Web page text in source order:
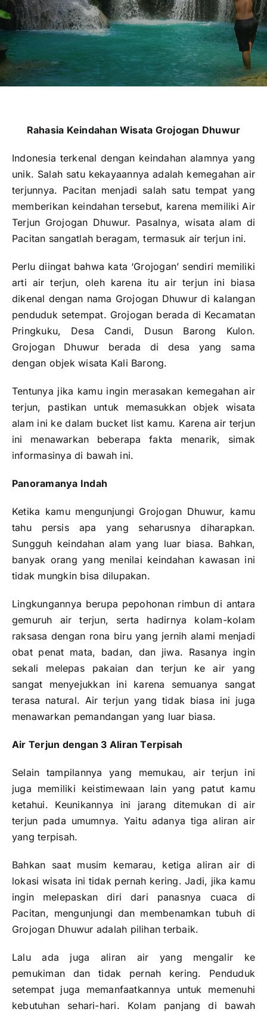
Publikasi
BLU
Rahasia Keindahan Wisata Grojogan Dhuwur
Indonesia terkenal dengan keindahan alamnya yang
unik. Salah satu kekayaannya adalah kemegahan air
terjunnya. Pacitan menjadi salah satu tempat yang
memberikan keindahan tersebut, karena memiliki Air
Terjun Grojogan Dhuwur. Pasalnya, wisata alam di
Pacitan sangatlah beragam, termasuk air terjun ini.
Perlu diingat bahwa kata ‘Grojogan’ sendiri memiliki
arti air terjun, oleh karena itu air terjun ini biasa
dikenal dengan nama Grojogan Dhuwur di kalangan
penduduk setempat. Grojogan berada di Kecamatan
Pringkuku, Desa Candi, Dusun Barong Kulon.
Grojogan Dhuwur berada di desa yang sama
dengan objek wisata Kali Barong.
Tentunya jika kamu ingin merasakan kemegahan air
terjun, pastikan untuk memasukkan objek wisata
alam ini ke dalam bucket list kamu. Karena air terjun
ini menawarkan beberapa fakta menarik, simak
informasinya di bawah ini.
Panoramanya Indah
Ketika kamu mengunjungi Grojogan Dhuwur, kamu
tahu persis apa yang seharusnya diharapkan.
Sungguh keindahan alam yang luar biasa. Bahkan,
banyak orang yang menilai keindahan kawasan ini
tidak mungkin bisa dilupakan.
Lingkungannya berupa pepohonan rimbun di antara
gemuruh air terjun, serta hadirnya kolam-kolam
raksasa dengan rona biru yang jernih alami menjadi
obat penat mata, badan, dan jiwa. Rasanya ingin
sekali melepas pakaian dan terjun ke air yang
sangat menyejukkan ini karena semuanya sangat
terasa natural. Air terjun yang tidak biasa ini juga
menawarkan pemandangan yang luar biasa.
Air Terjun dengan 3 Aliran Terpisah
Selain tampilannya yang memukau, air terjun ini
juga memiliki keistimewaan lain yang patut kamu
ketahui. Keunikannya ini jarang ditemukan di air
terjun pada umumnya. Yaitu adanya tiga aliran air
yang terpisah.
Bahkan saat musim kemarau, ketiga aliran air di
lokasi wisata ini tidak pernah kering. Jadi, jika kamu
ingin melepaskan diri dari panasnya cuaca di
Pacitan, mengunjungi dan membenamkan tubuh di
Grojogan Dhuwur adalah pilihan terbaik.
Lalu ada juga aliran air yang mengalir ke
pemukiman dan tidak pernah kering. Penduduk
setempat juga memanfaatkannya untuk memenuhi
kebutuhan sehari-hari. Kolam panjang di bawah